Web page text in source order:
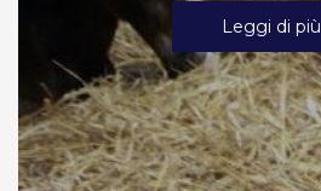
Leggi di più